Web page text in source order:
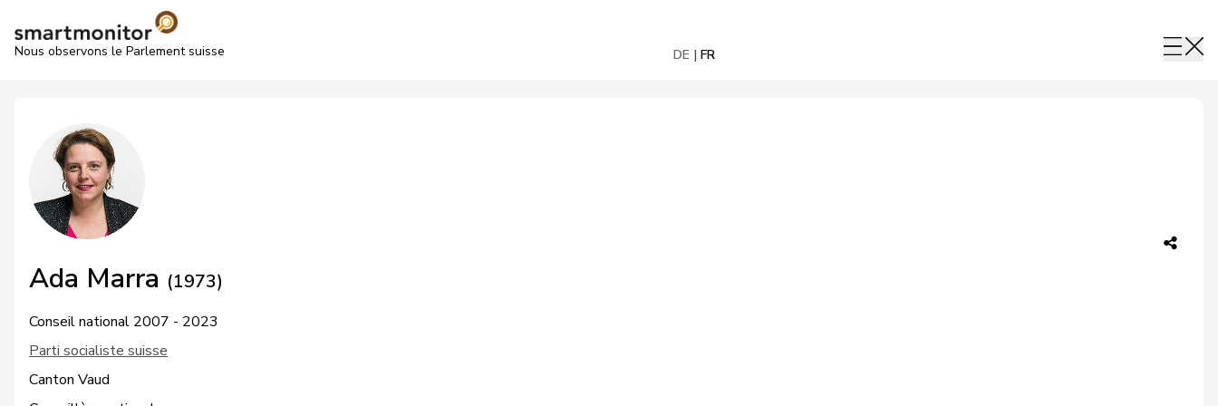
Nous observons le Parlement suisse DE FR
Ada Marra (1973)
Conseil national 2007 - 2023
Parti socialiste suisse
Canton Vaud